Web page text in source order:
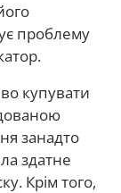
проблему
купувати
занадто
здатне
Крім того,